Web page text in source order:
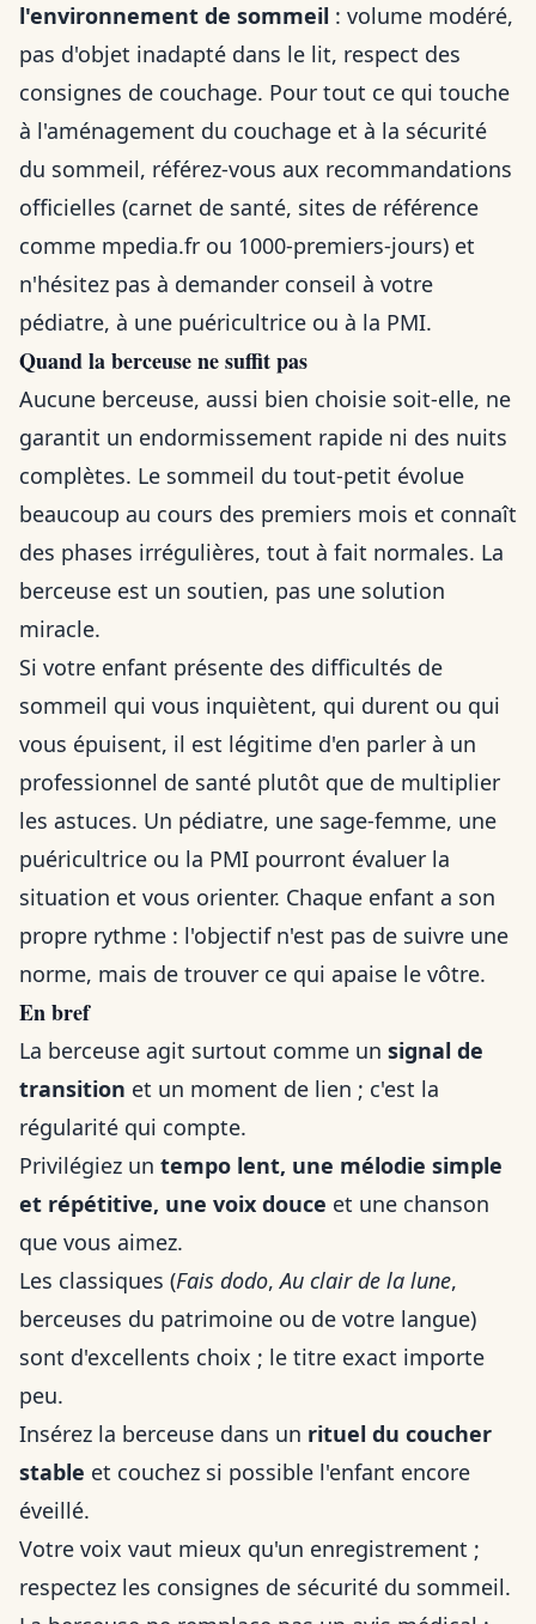
l'environnement de sommeil : volume modéré,
pas d'objet inadapté dans le lit, respect des
consignes de couchage. Pour tout ce qui touche
à l'aménagement du couchage et à la sécurité
du sommeil, référez-vous aux recommandations
officielles (carnet de santé, sites de référence
comme mpedia.fr ou 1000-premiers-jours) et
n'hésitez pas à demander conseil à votre
pédiatre, à une puéricultrice ou à la PMI.
Quand la berceuse ne suffit pas
Aucune berceuse, aussi bien choisie soit-elle, ne
garantit un endormissement rapide ni des nuits
complètes. Le sommeil du tout-petit évolue
beaucoup au cours des premiers mois et connaît
des phases irrégulières, tout à fait normales. La
berceuse est un soutien, pas une solution
miracle.
Si votre enfant présente des difficultés de
sommeil qui vous inquiètent, qui durent ou qui
vous épuisent, il est légitime d'en parler à un
professionnel de santé plutôt que de multiplier
les astuces. Un pédiatre, une sage-femme, une
puéricultrice ou la PMI pourront évaluer la
situation et vous orienter. Chaque enfant a son
propre rythme : l'objectif n'est pas de suivre une
norme, mais de trouver ce qui apaise le vôtre.
En bref
La berceuse agit surtout comme un signal de
transition et un moment de lien ; c'est la
régularité qui compte.
Privilégiez un tempo lent, une mélodie simple
et répétitive, une voix douce et une chanson
que vous aimez.
Les classiques (Fais dodo,Au clair de la lune,
berceuses du patrimoine ou de votre langue)
sont d'excellents choix ; le titre exact importe
peu.
Insérez la berceuse dans un rituel du coucher
stable et couchez si possible l'enfant encore
éveillé.
Votre voix vaut mieux qu'un enregistrement ;
respectez les consignes de sécurité du sommeil.